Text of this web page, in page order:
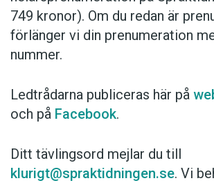
749 kronor). Om du redan är
förlänger vi din prenumeration
nummer.
Ledtrådarna publiceras här på
och på Facebook.
Ditt tävlingsord mejlar du till
klurigt@spraktidningen.se. Vi